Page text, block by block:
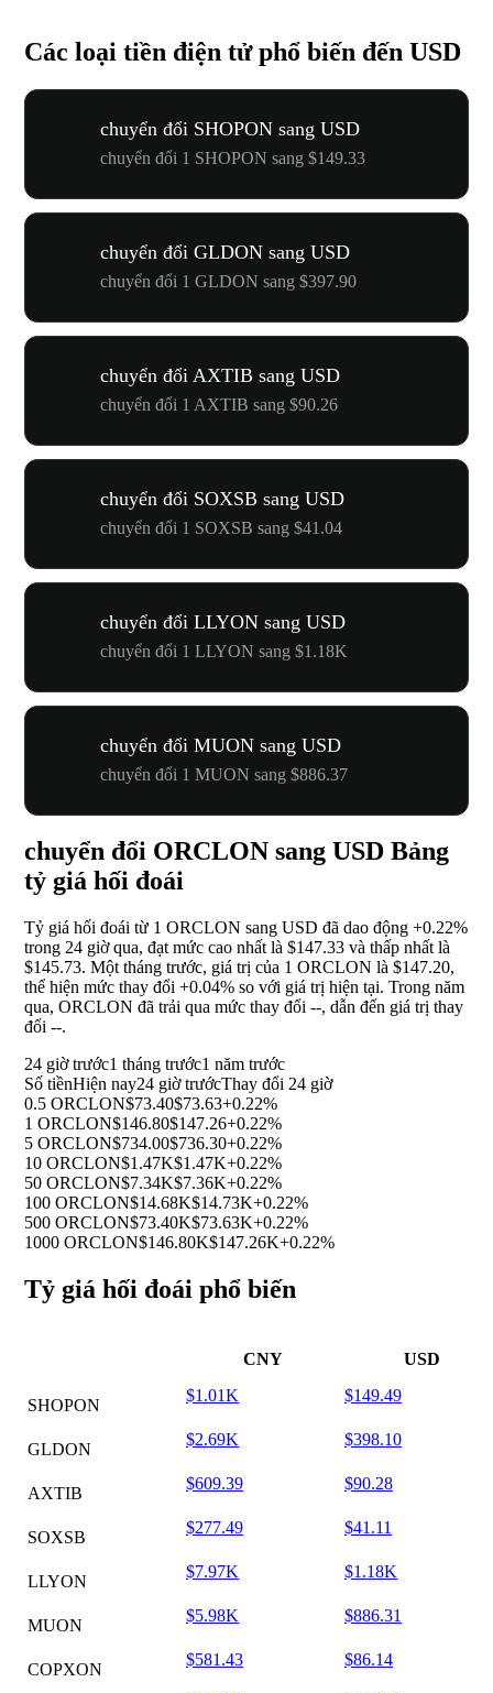
Các loại tiền điện tử phổ biến đến USD
chuyển đổi SHOPON sang USD
chuyển đổi 1 SHOPON sang $149.33
chuyển đổi GLDON sang USD
chuyển đổi 1 GLDON sang $397.90
chuyển đổi AXTIB sang USD
chuyển đổi 1 AXTIB sang $90.26
chuyển đổi SOXSB sang USD
chuyển đổi 1 SOXSB sang $41.04
chuyển đổi LLYON sang USD
chuyển đổi 1 LLYON sang $1.18K
chuyển đổi MUON sang USD
chuyển đổi 1 MUON sang $886.37
chuyển đổi ORCLON sang USD Bảng
tỷ giá hối đoái
Tỷ giá hối đoái từ 1 ORCLON sang USD đã dao động +0.22%
trong 24 giờ qua, đạt mức cao nhất là $147.33 và thấp nhất là
$145.73. Một tháng trước, giá trị của 1 ORCLON là $147.20,
thể hiện mức thay đổi +0.04% so với giá trị hiện tại. Trong năm
qua, ORCLON đã trải qua mức thay đổi --, dẫn đến giá trị thay
đổi --.
24 giờ trước1 tháng trước1 năm trước
Số tiềnHiện nay24 giờ trướcThay đổi 24 giờ
0.5 ORCLON$73.40$73.63+0.22%
1 ORCLON$146.80$147.26+0.22%
5 ORCLON$734.00$736.30+0.22%
10 ORCLON$1.47K$1.47K+0.22%
50 ORCLON$7.34K$7.36K+0.22%
100 ORCLON$14.68K$14.73K+0.22%
500 ORCLON$73.40K$73.63K+0.22%
1000 ORCLON$146.80K$147.26K+0.22%
Tỷ giá hối đoái phổ biến
CNY USD
SHOPON
$1.01K $149.49
GLDON
$2.69K $398.10
AXTIB
$609.39 $90.28
SOXSB
$277.49 $41.11
LLYON
$7.97K $1.18K
MUON
$5.98K $886.31
COPXON
$581.43 $86.14